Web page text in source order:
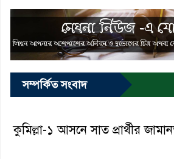
সম্পর্কিত সংবাদ
কুমিল্লা-১ আসনে সাত প্রার্থীর